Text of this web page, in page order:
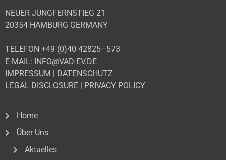
NEUER JUNGFERNSTIEG 21
20354 HAMBURG GERMANY
TELEFON +49 (0)40 42825–573
E-MAIL: INFO@VAD-EV.DE
IMPRESSUM
DATENSCHUTZ
LEGAL DISCLOSURE
PRIVACY POLICY
Home
Über Uns
Aktuelles